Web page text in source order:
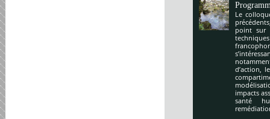
Le
point sur
d’action,
impacts
santé